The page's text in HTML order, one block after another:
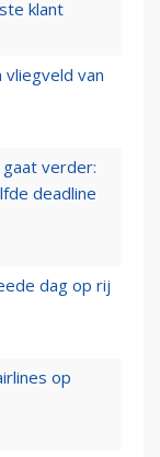
klant
van
verder:
deadline
dag op rij
op